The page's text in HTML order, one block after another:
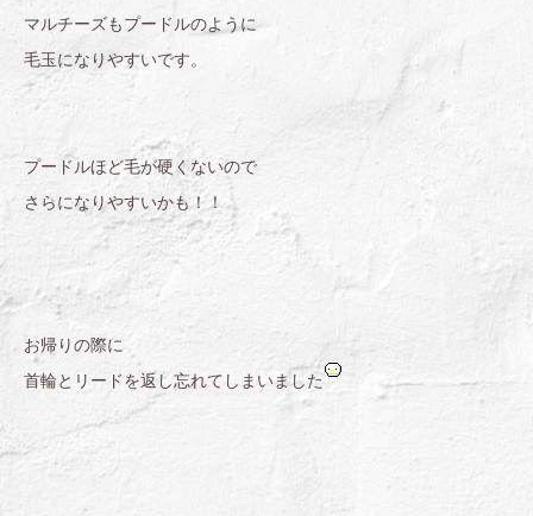
マルチーズもプードルのように
毛玉になりやすいです。
プードルほど毛が硬くないので
さらになりやすいかも！！
お帰りの際に
首輪とリードを返し忘れてしまいました